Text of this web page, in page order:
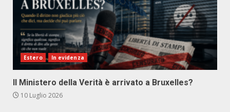
Estero In evidenza
Il Ministero della Verità è arrivato a Bruxelles?
10 Luglio 2026